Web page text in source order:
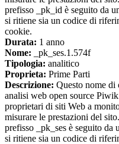
prefisso _pk_id è seguito da
si ritiene sia un codice di
cookie.
Durata: 1 anno
Nome: _pk_ses.1.574f
Tipologia: analitico
Proprieta: Prime Parti
Descrizione: Questo nome di
analisi web open source
proprietari di siti Web a
misurare le prestazioni del
prefisso _pk_ses è seguito da
si ritiene sia un codice di